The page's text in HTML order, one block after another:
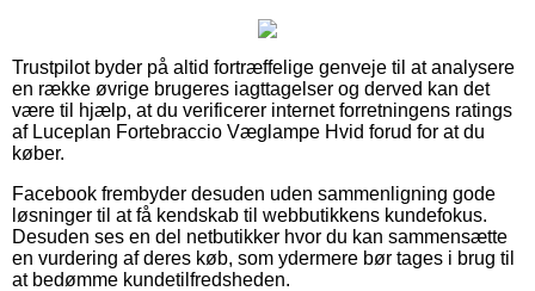
Trustpilot byder på altid fortræffelige genveje til at analysere
en række øvrige brugeres iagttagelser og derved kan det
være til hjælp, at du verificerer internet forretningens ratings
af Luceplan Fortebraccio Væglampe Hvid forud for at du
køber.
Facebook frembyder desuden uden sammenligning gode
løsninger til at få kendskab til webbutikkens kundefokus.
Desuden ses en del netbutikker hvor du kan sammensætte
en vurdering af deres køb, som ydermere bør tages i brug til
at bedømme kundetilfredsheden.